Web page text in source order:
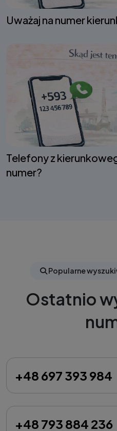
Uważaj na numer
Telefony z
numer?
Popularne
Ostatnio
+48 697 393 984
+48 793 884 236